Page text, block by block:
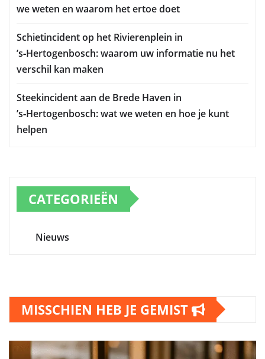
we weten en waarom het ertoe doet
Schietincident op het Rivierenplein in
’s‑Hertogenbosch: waarom uw informatie nu het
verschil kan maken
Steekincident aan de Brede Haven in
’s‑Hertogenbosch: wat we weten en hoe je kunt
helpen
CATEGORIEËN
Nieuws
MISSCHIEN HEB JE GEMIST